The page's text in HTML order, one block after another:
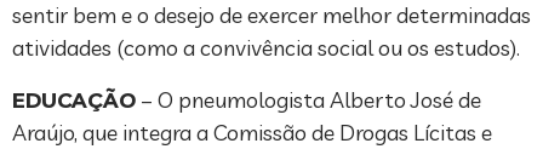
sentir bem e o desejo de exercer melhor determinadas
atividades (como a convivência social ou os estudos).
EDUCAÇÃO – O pneumologista Alberto José de
Araújo, que integra a Comissão de Drogas Lícitas e